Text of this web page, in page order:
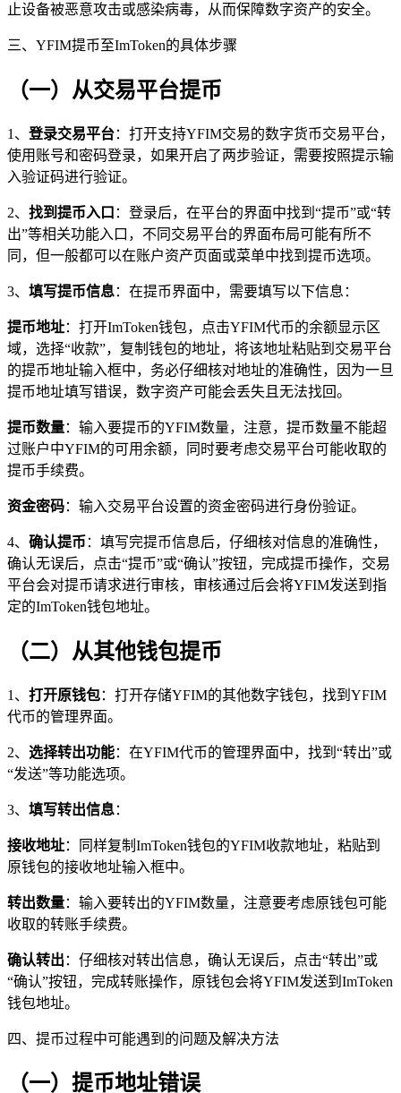
止设备被恶意攻击或感染病毒，从而保障数字资产的安全。
三、YFIM提币至ImToken的具体步骤
（一）从交易平台提币
1、 登录交易平台：打开支持YFIM交易的数字货币交易平台，
使用账号和密码登录，如果开启了两步验证，需要按照提示输
入验证码进行验证。
2、 找到提币入口 ：登录后，在平台的界面中找到“提币”或“转
出”等相关功能入口，不同交易平台的界面布局可能有所不
同，但一般都可以在账户资产页面或菜单中找到提币选项。
3、 填写提币信息：在提币界面中，需要填写以下信息：
提币地址：打开ImToken钱包，点击YFIM代币的余额显示区
域，选择“收款”，复制钱包的地址，将该地址粘贴到交易平台
的提币地址输入框中，务必仔细核对地址的准确性，因为一旦
提币地址填写错误，数字资产可能会丢失且无法找回。
提币数量：输入要提币的YFIM数量，注意，提币数量不能超
过账户中YFIM的可用余额，同时要考虑交易平台可能收取的
提币手续费。
资金密码：输入交易平台设置的资金密码进行身份验证。
4、 确认提币 ：填写完提币信息后，仔细核对信息的准确性，
确认无误后，点击“提币”或“确认”按钮，完成提币操作，交易
平台会对提币请求进行审核，审核通过后会将YFIM发送到指
定的ImToken钱包地址。
（二）从其他钱包提币
1、 打开原钱包：打开存储YFIM的其他数字钱包，找到YFIM
代币的管理界面。
2、 选择转出功能：在YFIM代币的管理界面中，找到“转出”或
“发送”等功能选项。
3、 填写转出信息：
接收地址：同样复制ImToken钱包的YFIM收款地址，粘贴到
原钱包的接收地址输入框中。
转出数量：输入要转出的YFIM数量，注意要考虑原钱包可能
收取的转账手续费。
确认转出 ：仔细核对转出信息，确认无误后，点击“转出”或
“确认”按钮，完成转账操作，原钱包会将YFIM发送到ImToken
钱包地址。
四、提币过程中可能遇到的问题及解决方法
（一）提币地址错误